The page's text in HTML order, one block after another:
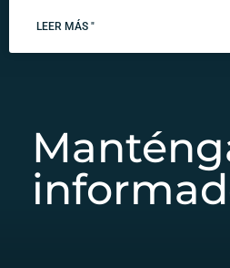
LEER MÁS "